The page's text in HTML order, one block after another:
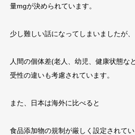
量mgが決められています。
少し難しい話になってしまいましたが、
人間の個体差(老人、幼児、健康状態な
受性の違いも考慮されています。
また、日本は海外に比べると
食品添加物の規制が厳しく設定されて